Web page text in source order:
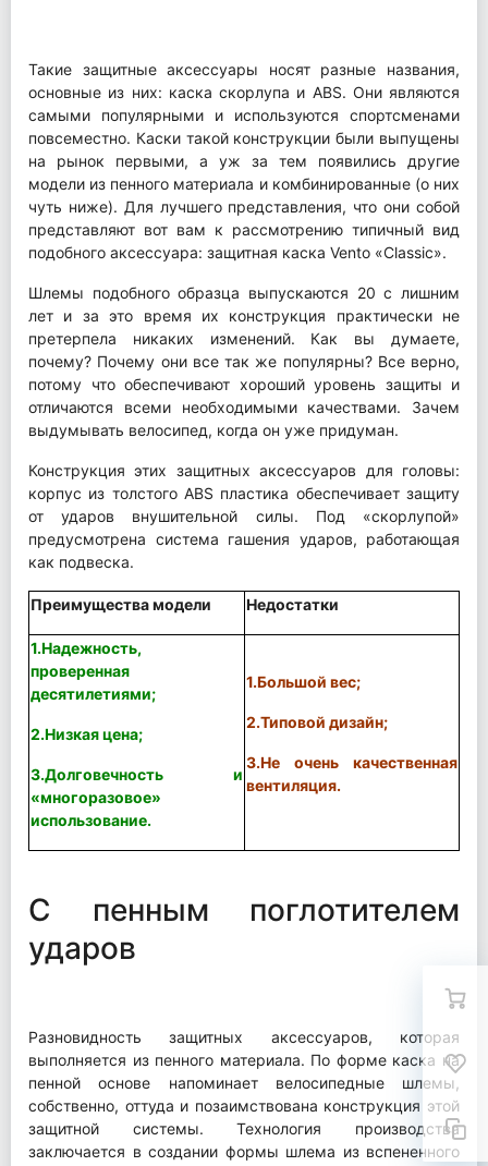
Такие защитные аксессуары носят разные названия,
основные из них: каска скорлупа и ABS. Они являются
самыми популярными и используются спортсменами
повсеместно. Каски такой конструкции были выпущены
на рынок первыми, а уж за тем появились другие
модели из пенного материала и комбинированные (о них
чуть ниже). Для лучшего представления, что они собой
представляют вот вам к рассмотрению типичный вид
подобного аксессуара: защитная каска Vento «Classic».
Шлемы подобного образца выпускаются 20 с лишним
лет и за это время их конструкция практически не
претерпела никаких изменений. Как вы думаете,
почему? Почему они все так же популярны? Все верно,
потому что обеспечивают хороший уровень защиты и
отличаются всеми необходимыми качествами. Зачем
выдумывать велосипед, когда он уже придуман.
Конструкция этих защитных аксессуаров для головы:
корпус из толстого ABS пластика обеспечивает защиту
от ударов внушительной силы. Под «скорлупой»
предусмотрена система гашения ударов, работающая
как подвеска.
Преимущества модели Недостатки
1.Надежность,
проверенная
десятилетиями;
2.Низкая цена;
3.Долговечность и
«многоразовое»
использование.
1.Большой вес;
2.Типовой дизайн;
3.Не очень качественная
вентиляция.
С пенным поглотителем
ударов
Разновидность защитных аксессуаров, которая
выполняется из пенного материала. По форме каска на
пенной основе напоминает велосипедные шлемы,
собственно, оттуда и позаимствована конструкция этой
защитной системы. Технология производства
заключается в создании формы шлема из вспененного